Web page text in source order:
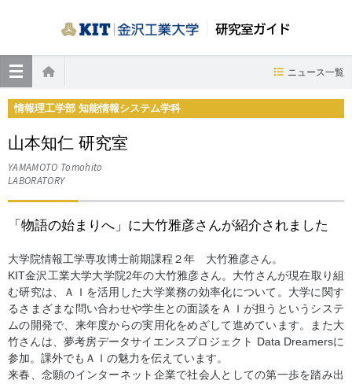
研究室ガイド
ホーム
ニュース一覧
情報理工学部 知能情報システム学科
山本知仁 研究室
YAMAMOTO Tomohito
LABORATORY
「物語の始まりへ」に大竹雅彦さんが紹介されました
大学院情報工学専攻博士前期課程２年 大竹雅彦さん。
KIT金沢工業大学大学院2年の大竹雅彦さん。大竹さんが現在取り組
む研究は、ＡＩを活用した大学業務の効率化について。大学に関す
るさまざまな問い合わせや学生との面談をＡＩが担うというシステ
ムの開発で、来年度からの実用化をめざして進めています。また大
竹さんは、夢考房データサイエンスプロジェクト Data Dreamersに
参加。課外でもＡＩの魅力を伝えています。
来春、念願のインターネット企業で社会人としての第一歩を踏み出